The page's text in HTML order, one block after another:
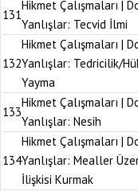
131
Hikmet Çalışmaları |
Yanlışlar: Tecvid İlmi
132
Hikmet Çalışmaları |
Yanlışlar: Tedricilik/
Yayma
133
Hikmet Çalışmaları |
Yanlışlar: Nesih
134
Hikmet Çalışmaları |
Yanlışlar: Mealler
İlişkisi Kurmak